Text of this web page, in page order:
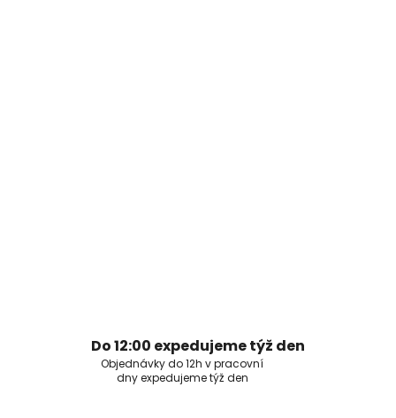
Do 12:00 expedujeme týž den
Objednávky do 12h v pracovní
dny expedujeme týž den